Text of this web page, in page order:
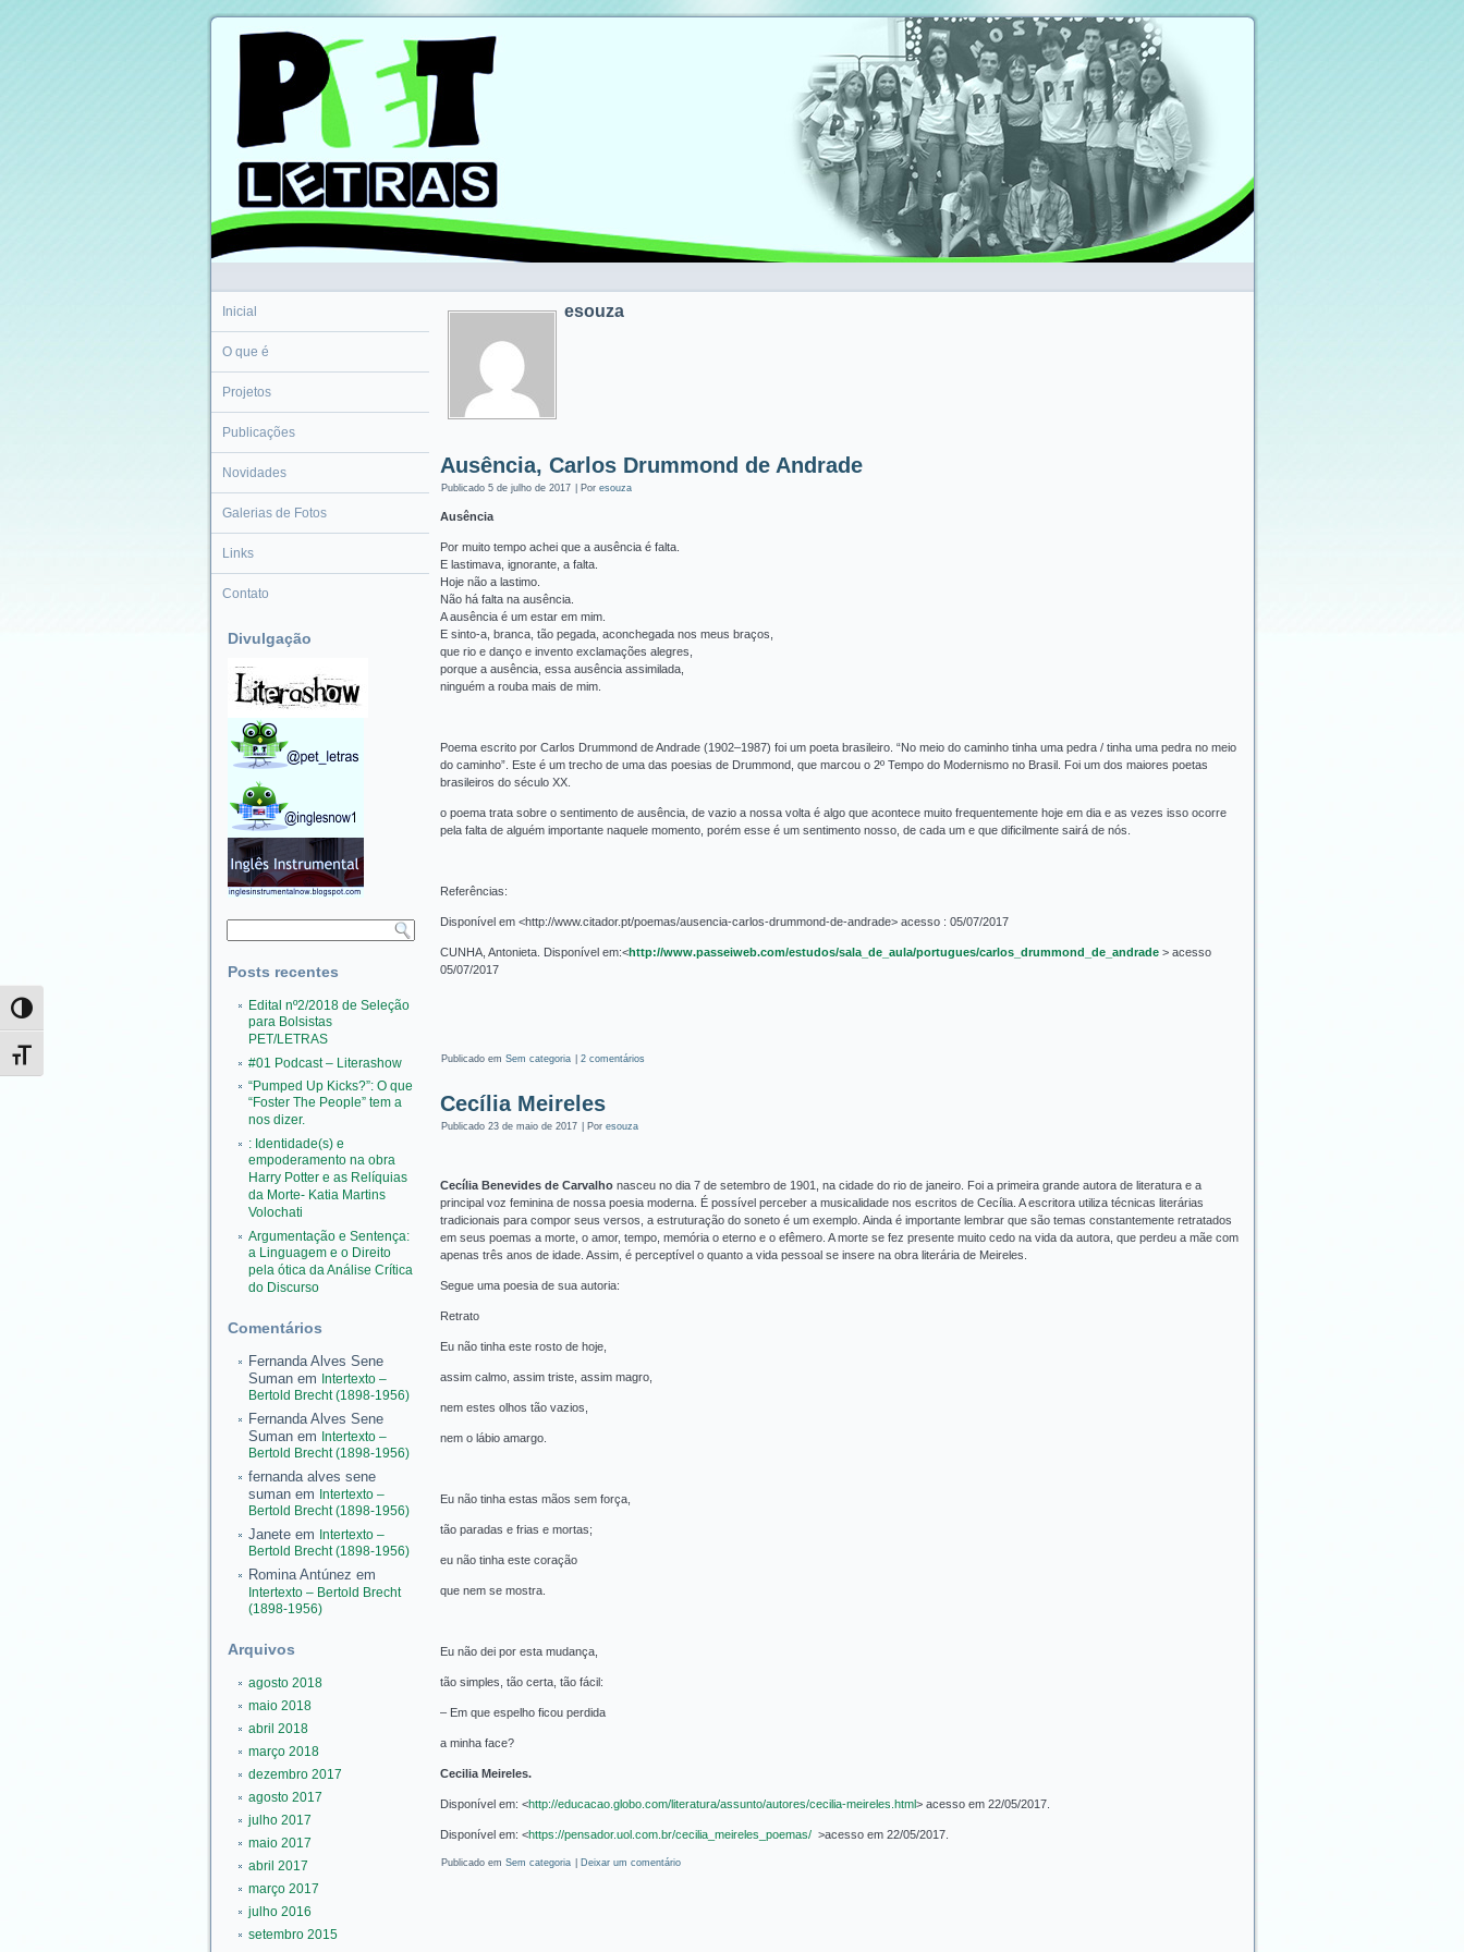
Alternar alto contraste
Alternar tamanho da fonte
Inicial
O que é
Projetos
Publicações
Novidades
Galerias de Fotos
Links
Contato
Divulgação
Posts recentes
Edital nº2/2018 de Seleção
para Bolsistas
PET/LETRAS
#01 Podcast – Literashow
“Pumped Up Kicks?”: O que
“Foster The People” tem a
nos dizer.
: Identidade(s) e
empoderamento na obra
Harry Potter e as Relíquias
da Morte- Katia Martins
Volochati
Argumentação e Sentença:
a Linguagem e o Direito
pela ótica da Análise Crítica
do Discurso
Comentários
Fernanda Alves Sene
Sumanem Intertexto –
Bertold Brecht (1898-1956)
Fernanda Alves Sene
Sumanem Intertexto –
Bertold Brecht (1898-1956)
fernanda alves sene
sumanem Intertexto –
Bertold Brecht (1898-1956)
Janeteem Intertexto –
Bertold Brecht (1898-1956)
Romina Antúnez em
Intertexto – Bertold Brecht
(1898-1956)
Arquivos
agosto 2018
maio 2018
abril 2018
março 2018
dezembro 2017
agosto 2017
julho 2017
maio 2017
abril 2017
março 2017
julho 2016
setembro 2015
esouza
Ausência, Carlos Drummond de Andrade
Publicado 5 de julho de 2017 Por esouza
Ausência
Por muito tempo achei que a ausência é falta.
E lastimava, ignorante, a falta.
Hoje não a lastimo.
Não há falta na ausência.
A ausência é um estar em mim.
E sinto-a, branca, tão pegada, aconchegada nos meus braços,
que rio e danço e invento exclamações alegres,
porque a ausência, essa ausência assimilada,
ninguém a rouba mais de mim.
Poema escrito por Carlos Drummond de Andrade (1902–1987) foi um poeta brasileiro. “No meio do caminho tinha uma pedra / tinha uma pedra no meio
do caminho”. Este é um trecho de uma das poesias de Drummond, que marcou o 2º Tempo do Modernismo no Brasil. Foi um dos maiores poetas
brasileiros do século XX.
o poema trata sobre o sentimento de ausência, de vazio a nossa volta é algo que acontece muito frequentemente hoje em dia e as vezes isso ocorre
pela falta de alguém importante naquele momento, porém esse é um sentimento nosso, de cada um e que dificilmente sairá de nós.
Referências:
Disponível em <http://www.citador.pt/poemas/ausencia-carlos-drummond-de-andrade> acesso : 05/07/2017
CUNHA, Antonieta. Disponível em:<http://www.passeiweb.com/estudos/sala_de_aula/portugues/carlos_drummond_de_andrade > acesso
05/07/2017
Publicado em Sem categoria 2 comentários
Cecília Meireles
Publicado 23 de maio de 2017 Por esouza
Cecília Benevides de Carvalhonasceu no dia 7 de setembro de 1901, na cidade do rio de janeiro. Foi a primeira grande autora de literatura e a
principal voz feminina de nossa poesia moderna. É possível perceber a musicalidade nos escritos de Cecília. A escritora utiliza técnicas literárias
tradicionais para compor seus versos, a estruturação do soneto é um exemplo. Ainda é importante lembrar que são temas constantemente retratados
em seus poemas a morte, o amor, tempo, memória o eterno e o efêmero. A morte se fez presente muito cedo na vida da autora, que perdeu a mãe com
apenas três anos de idade. Assim, é perceptível o quanto a vida pessoal se insere na obra literária de Meireles.
Segue uma poesia de sua autoria:
Retrato
Eu não tinha este rosto de hoje,
assim calmo, assim triste, assim magro,
nem estes olhos tão vazios,
nem o lábio amargo.
Eu não tinha estas mãos sem força,
tão paradas e frias e mortas;
eu não tinha este coração
que nem se mostra.
Eu não dei por esta mudança,
tão simples, tão certa, tão fácil:
– Em que espelho ficou perdida
a minha face?
Cecilia Meireles.
Disponível em: <http://educacao.globo.com/literatura/assunto/autores/cecilia-meireles.html> acesso em 22/05/2017.
Disponível em: <https://pensador.uol.com.br/cecilia_meireles_poemas/ >acesso em 22/05/2017.
Publicado em Sem categoria Deixar um comentário